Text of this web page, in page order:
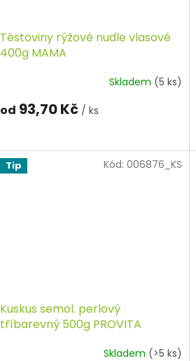
Těstoviny rýžové nudle vlasové
400g MAMA
Skladem (5 ks)
od 93,70 Kč / ks
Tip
Kuskus semol. perlový
tříbarevný 500g PROVITA
Skladem (>5 ks)
Kód: 006876_KS